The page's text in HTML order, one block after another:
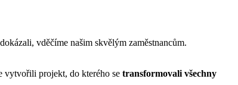
vděčíme našim skvělým zaměstnancům.
vytvořili projekt, do kterého se transformovali všechny